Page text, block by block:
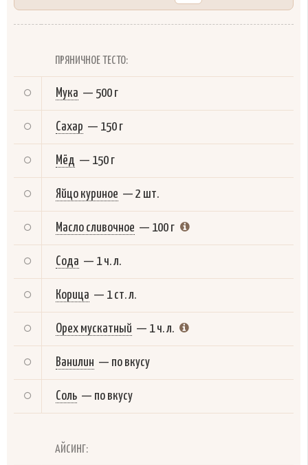
ПРЯНИЧНОЕ ТЕСТО:
Мука — 500 г
Сахар — 150 г
Мёд — 150 г
Яйцо куриное — 2 шт.
Масло сливочное — 100 г
Сода — 1 ч. л.
Корица — 1 ст. л.
Орех мускатный — 1 ч. л.
Ванилин — по вкусу
Соль — по вкусу
АЙСИНГ: